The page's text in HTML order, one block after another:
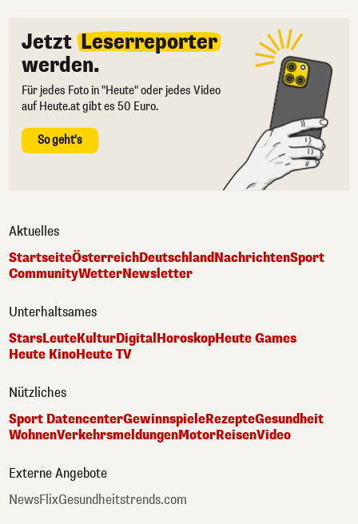
Jetzt Leserreporter
werden.
Für jedes Foto in "Heute" oder jedes Video
auf Heute.at gibt es 50 Euro.
So geht's
Aktuelles
StartseiteÖsterreichDeutschlandNachrichtenSport
CommunityWetterNewsletter
Unterhaltsames
StarsLeuteKulturDigitalHoroskopHeute Games
Heute KinoHeute TV
Nützliches
Sport DatencenterGewinnspieleRezepteGesundheit
WohnenVerkehrsmeldungenMotorReisenVideo
Externe Angebote
NewsFlixGesundheitstrends.com